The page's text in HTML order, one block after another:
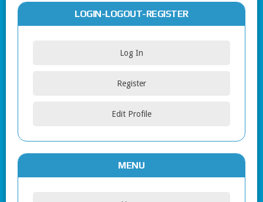
LOGIN-LOGOUT-REGISTER
Log In
Register
Edit Profile
MENU